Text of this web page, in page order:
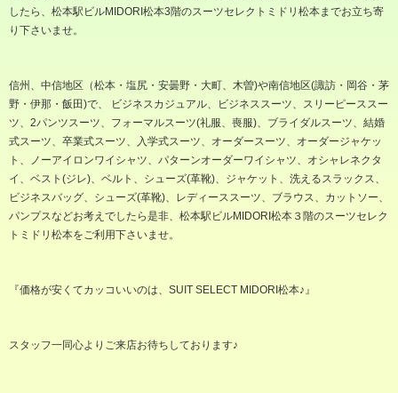
したら、松本駅ビルMIDORI 松本3階のスーツセレクトミドリ松本までお立ち寄
り下さいませ。
信州、中信地区（松本・塩尻・安曇野・大町、木曽)や南信地区(諏訪・岡谷・茅
野・伊那・飯田)で、 ビジネスカジュアル、ビジネススーツ、スリーピーススー
ツ、 2パンツスーツ、フォーマルスーツ(礼服、喪服)、ブライダルスーツ、結婚
式スーツ、卒業式スーツ、入学式スーツ、オーダースーツ、オーダージャケッ
ト、ノーアイロンワイシャツ、パターンオーダーワイシャツ、オシャレネクタ
イ、ベスト (ジレ)、ベルト、シューズ(革靴)、ジャケット、洗えるスラックス、
ビジネスバッグ、シューズ(革靴)、レディーススーツ、ブラウス、カットソー、
パンプスなどお考えでしたら是非、松本駅ビルMIDORI 松本３階のスーツセレク
トミドリ松本をご利用下さいませ。
『価格が安くてカッコいいのは、 SUIT SELECT MIDORI 松本♪』
スタッフ一同心よりご来店お待ちしております♪